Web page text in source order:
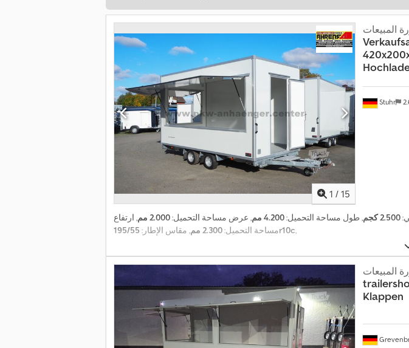
1 / 15
Stuhr
المبيعات
2.500 كجم , طول مساحة التحميل:4.200 مم , عرض مساحة التحميل:2.000 مم
, ارتفاع
مساحة التحميل:2.300 مم , مقاس الإطار: 195/55r10c,
المبيعات
Klappen